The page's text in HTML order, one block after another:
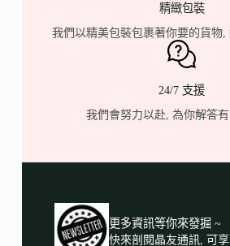
精緻包裝
我們以精美包裝包裹著你要的貨物,
24/7 支援
我們會努力以赴, 為你解答有
更多資訊等你來發掘 ~
快來剖閱晶友通訊, 可